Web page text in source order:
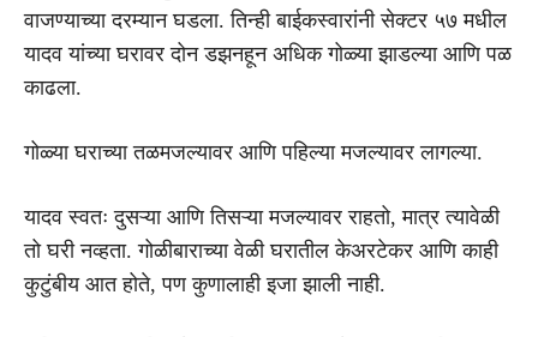
वाजण्याच्या दरम्यान घडला. तिन्ही बाईकस्वारांनी सेक्टर ५७ मधील
यादव यांच्या घरावर दोन डझनहून अधिक गोळ्या झाडल्या आणि पळ
काढला.
गोळ्या घराच्या तळमजल्यावर आणि पहिल्या मजल्यावर लागल्या.
यादव स्वतः दुसऱ्या आणि तिसऱ्या मजल्यावर राहतो, मात्र त्यावेळी
तो घरी नव्हता. गोळीबाराच्या वेळी घरातील केअरटेकर आणि काही
कुटुंबीय आत होते, पण कुणालाही इजा झाली नाही.